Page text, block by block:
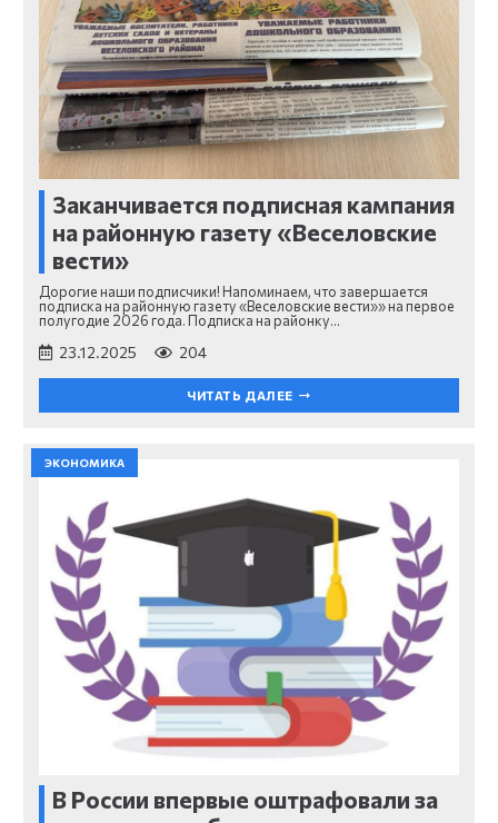
Заканчивается подписная кампания
на районную газету «Веселовские
вести»
Дорогие наши подписчики! Напоминаем, что завершается
подписка на районную газету «Веселовские вести»» на первое
полугодие 2026 года. Подписка на районку…
23.12.2025 204
ЧИТАТЬ ДАЛЕЕ
ЭКОНОМИКА
В России впервые оштрафовали за